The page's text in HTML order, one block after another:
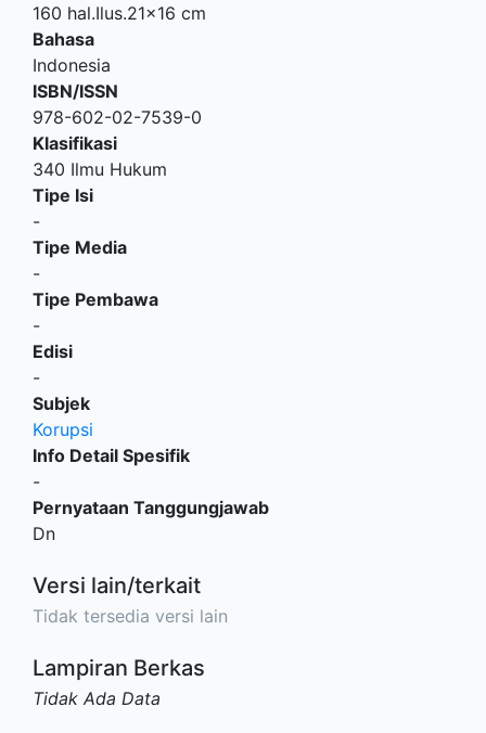
160 hal.Ilus.21x16 cm
Bahasa
Indonesia
ISBN/ISSN
978-602-02-7539-0
Klasifikasi
340 Ilmu Hukum
Tipe Isi
-
Tipe Media
-
Tipe Pembawa
-
Edisi
-
Subjek
Korupsi
Info Detail Spesifik
-
Pernyataan Tanggungjawab
Dn
Versi lain/terkait
Tidak tersedia versi lain
Lampiran Berkas
Tidak Ada Data